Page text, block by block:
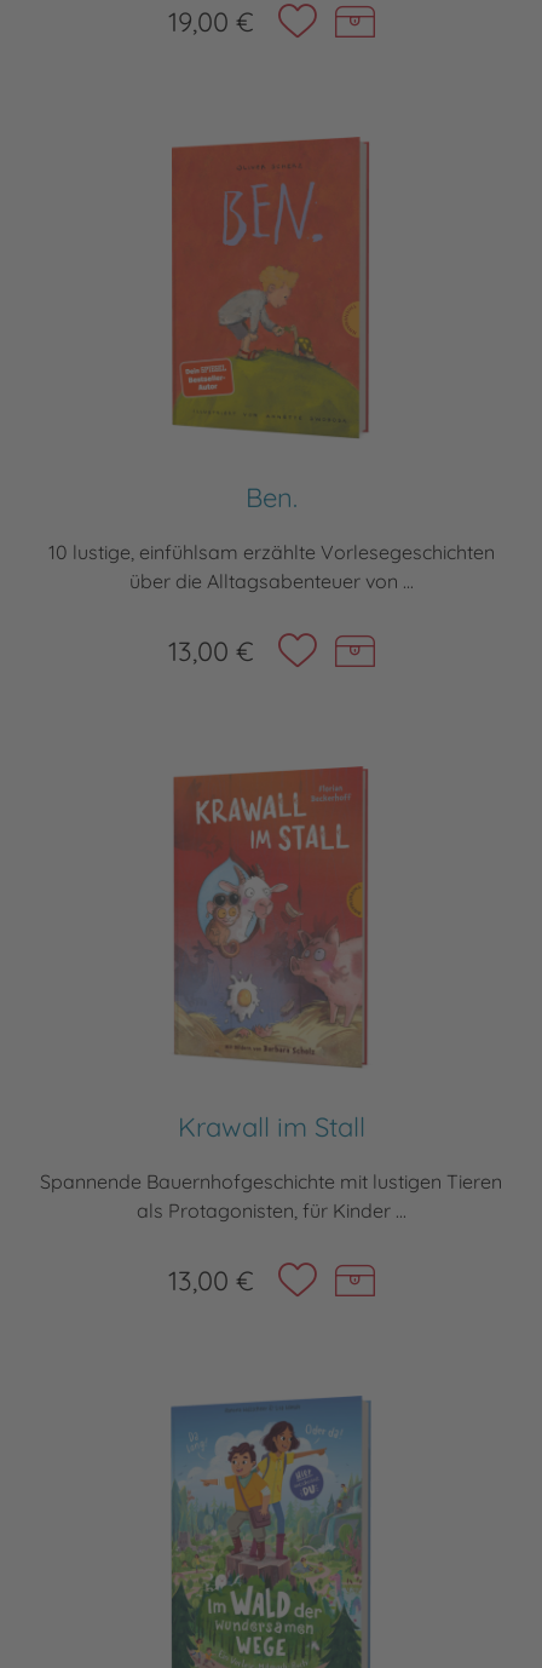
19,00 €
Ben.
10 lustige, einfühlsam erzählte Vorlesegeschichten
über die Alltagsabenteuer von ...
13,00 €
Krawall im Stall
Spannende Bauernhofgeschichte mit lustigen Tieren
als Protagonisten, für Kinder ...
13,00 €